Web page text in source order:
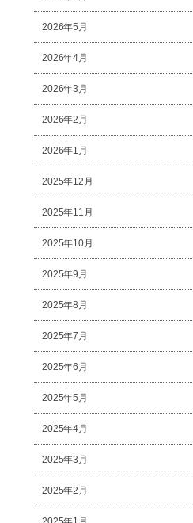
2026年5月
2026年4月
2026年3月
2026年2月
2026年1月
2025年12月
2025年11月
2025年10月
2025年9月
2025年8月
2025年7月
2025年6月
2025年5月
2025年4月
2025年3月
2025年2月